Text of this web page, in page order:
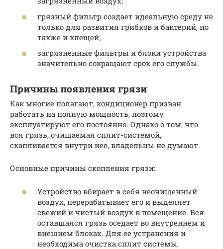
грязный фильтр создает идеальную среду не
только для развития грибков и бактерий, но
также и клещей;
загрязненные фильтры и блоки устройства
значительно сокращают срок его службы.
Причины появления грязи
Как многие полагают, кондиционер призван
работать на полную мощность, поэтому
эксплуатируют его постоянно. Однако о том, что
вся грязь, очищаемая сплит-системой,
скапливается внутри нее, владельцы не думают.
Основные причины скопления грязи:
Устройство вбирает в себя неочищенный
воздух, перерабатывает его и выделяет
свежий и чистый воздух в помещение. Вся
оставшаяся грязь оседает во внутреннем и
внешнем блоках. Для ее устранения и
необходима очистка сплит системы.